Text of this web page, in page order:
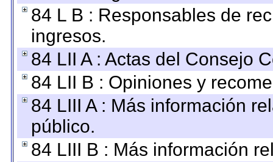
84 L B : Responsables de
ingresos.
84 LII A : Actas del Consejo
84 LII B : Opiniones y
84 LIII A : Más información
público.
84 LIII B : Más información